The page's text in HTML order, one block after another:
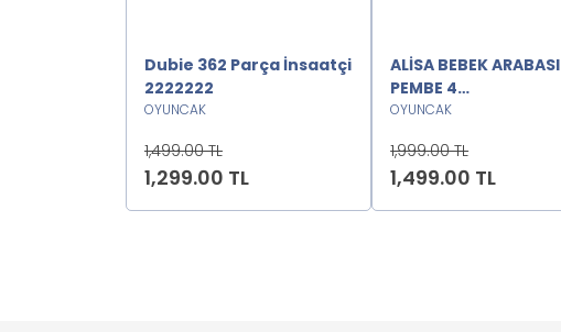
Dubie 362 Parça İnsaatçi
2222222
OYUNCAK
1,499.00 TL
1,299.00 TL
ALİSA BEBEK ARABASI
PEMBE 4
TEKERLEKLİ2222222
OYUNCAK
1,999.00 TL
1,499.00 TL